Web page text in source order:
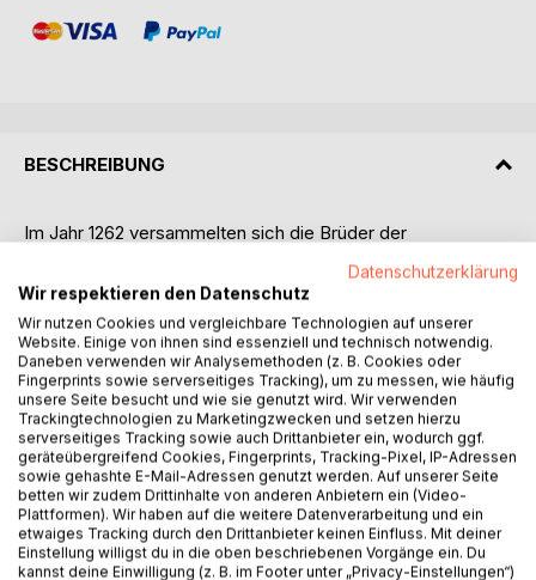
BESCHREIBUNG
Im Jahr 1262 versammelten sich die Brüder der
Halberstädter Kloster. Unmittelbar im Anschluss an das
Kapitel diktierte der betagte Bruder Jordan von Giano
seinem Mitbruder Balduin von Brandenburg seine
Erfahrungen und Erinnerungen aus den Anfangsjahren der
noch jungen Provinz. Der Franziskaner Jordan von Giano
war Zeitgenosse des hl. Franziskus von Assisi und gehörte
zur Gruppe der ersten Brüder, die Mitte des 13.
Jahrhunderts nach Deutschland kamen und die Provinz der
Saxonia aufbauten.
Die „Chronik vom Anfang der Minderbrüder besonders in
Deutschland“ gilt allgemein als Ausgangspunkt der
Geschichtsschreibung der wechselvollen Geschichte der
Datenschutzerklärung
Wir respektieren den Datenschutz
Wir nutzen Cookies und vergleichbare Technologien auf unserer
Website. Einige von ihnen sind essenziell und technisch notwendig.
Daneben verwenden wir Analysemethoden (z. B. Cookies oder
Fingerprints sowie serverseitiges Tracking), um zu messen, wie häufig
unsere Seite besucht und wie sie genutzt wird. Wir verwenden
Trackingtechnologien zu Marketingzwecken und setzen hierzu
serverseitiges Tracking sowie auch Drittanbieter ein, wodurch ggf.
geräteübergreifend Cookies, Fingerprints, Tracking-Pixel, IP-Adressen
sowie gehashte E-Mail-Adressen genutzt werden. Auf unserer Seite
betten wir zudem Drittinhalte von anderen Anbietern ein (Video-
Plattformen). Wir haben auf die weitere Datenverarbeitung und ein
etwaiges Tracking durch den Drittanbieter keinen Einfluss. Mit deiner
Einstellung willigst du in die oben beschriebenen Vorgänge ein. Du
kannst deine Einwilligung (z. B. im Footer unter „Privacy-Einstellungen“)